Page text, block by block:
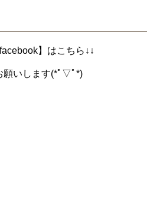
】はこちら↓↓
願いします(*ﾟ▽ﾟ*)